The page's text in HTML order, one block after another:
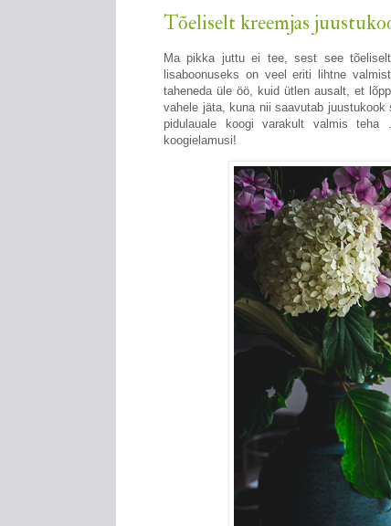
Tõeliselt kreemjas
Ma pikka juttu ei tee, sest see
lisaboonuseks on veel eriti lihtne
taheneda üle öö, kuid ütlen ausalt, et
vahele jäta, kuna nii saavutab
pidulauale koogi varakult valmis
koogielamusi!